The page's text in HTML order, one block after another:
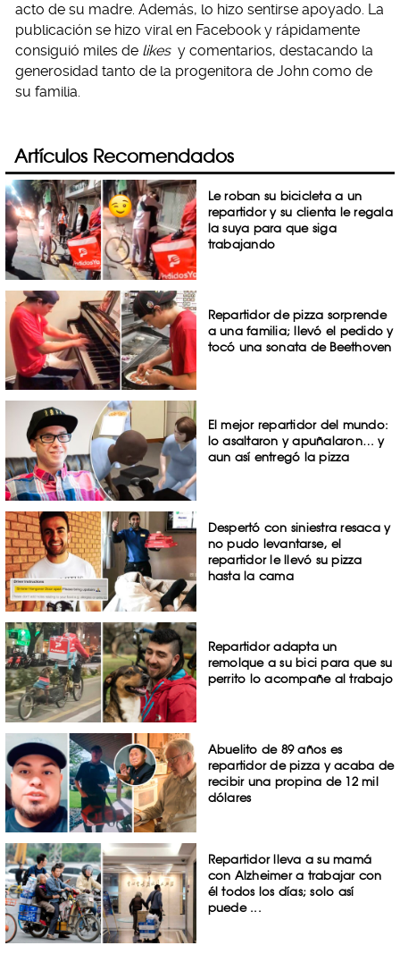
acto de su madre. Además, lo hizo sentirse apoyado. La
publicación se hizo viral en Facebook y rápidamente
consiguió miles de likes y comentarios, destacando la
generosidad tanto de la progenitora de John como de
su familia.
Artículos Recomendados
Le roban su bicicleta a un
repartidor y su clienta le regala
la suya para que siga
trabajando
Repartidor de pizza sorprende
a una familia; llevó el pedido y
tocó una sonata de Beethoven
El mejor repartidor del mundo:
lo asaltaron y apuñalaron… y
aun así entregó la pizza
Despertó con siniestra resaca y
no pudo levantarse, el
repartidor le llevó su pizza
hasta la cama
Repartidor adapta un
remolque a su bici para que su
perrito lo acompañe al trabajo
Abuelito de 89 años es
repartidor de pizza y acaba de
recibir una propina de 12 mil
dólares
Repartidor lleva a su mamá
con Alzheimer a trabajar con
él todos los días; solo así
puede ...